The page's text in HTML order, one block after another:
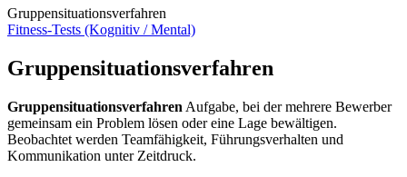
Gruppensituationsverfahren
Fitness-Tests (Kognitiv / Mental)
Gruppensituationsverfahren
Gruppensituationsverfahren Aufgabe, bei der mehrere Bewerber
gemeinsam ein Problem lösen oder eine Lage bewältigen.
Beobachtet werden Teamfähigkeit, Führungsverhalten und
Kommunikation unter Zeitdruck.